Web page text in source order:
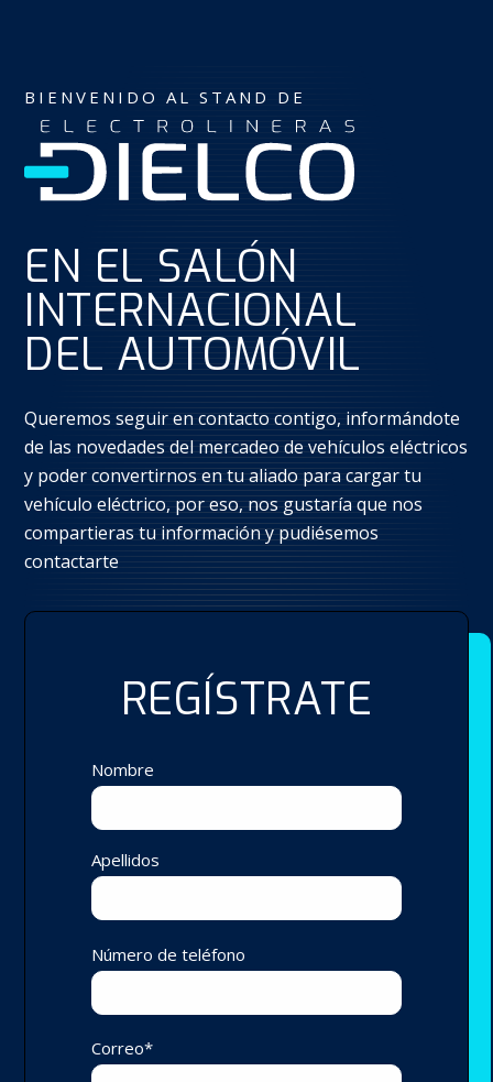
REGÍSTRATE
Nombre
Apellidos
Número de teléfono
Correo*
BIENVENIDO AL STAND DE
EN EL SALÓN
INTERNACIONAL
DEL AUTOMÓVIL
Queremos seguir en contacto contigo, informándote
de las novedades del mercadeo de vehículos eléctricos
y poder convertirnos en tu aliado para cargar tu
vehículo eléctrico, por eso, nos gustaría que nos
compartieras tu información y pudiésemos
contactarte